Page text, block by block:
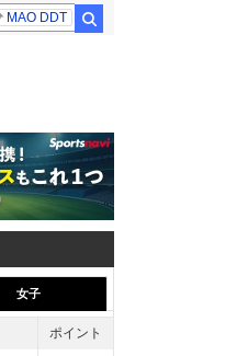
MAO DDT
女子
ポイント